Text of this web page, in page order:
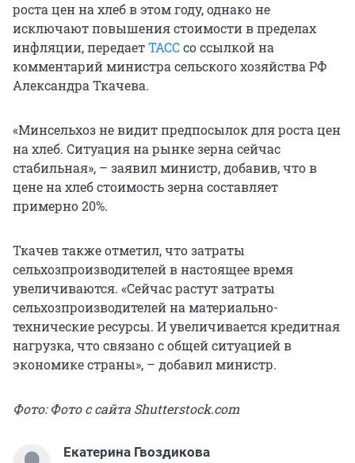
роста цен на хлеб в этом году, однако не
исключают повышения стоимости в пределах
инфляции, передаетТАССсо ссылкой на
комментарий министра сельского хозяйства РФ
Александра Ткачева.
«Минсельхоз не видит предпосылок для роста цен
на хлеб. Ситуация на рынке зерна сейчас
стабильная», – заявил министр, добавив, что в
цене на хлеб стоимость зерна составляет
примерно 20%.
Ткачев также отметил, что затраты
сельхозпроизводителей в настоящее время
увеличиваются. «Сейчас растут затраты
сельхозпроизводителей на материально-
технические ресурсы. И увеличивается кредитная
нагрузка, что связано с общей ситуацией в
экономике страны», – добавил министр.
Фото: Фото с сайта Shutterstock.com
Екатерина Гвоздикова